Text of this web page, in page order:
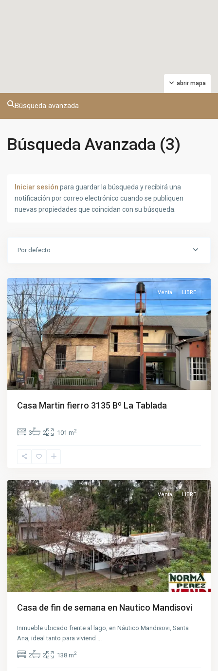
abrir mapa
Búsqueda avanzada
Búsqueda Avanzada (3)
Iniciar sesión para guardar la búsqueda y recibirá una
notificación por correo electrónico cuando se publiquen
nuevas propiedades que coincidan con su búsqueda.
Por defecto
Venta LIBRE
Casa Martin fierro 3135 Bº La Tablada
3 2 101 m2
Venta LIBRE
Casa de fin de semana en Nautico Mandisovi
Inmueble ubicado frente al lago, en Náutico Mandisovi, Santa
Ana, ideal tanto para viviend ...
2 2 138 m2